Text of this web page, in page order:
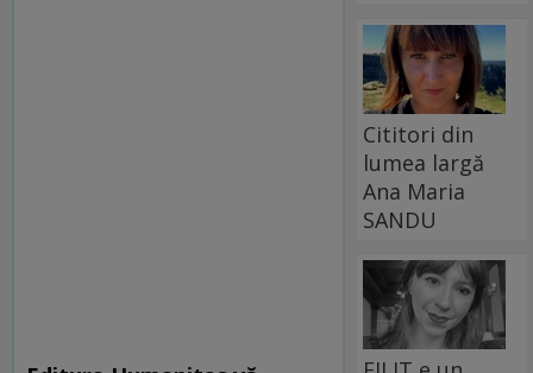
Cititori din
lumea largă
Ana Maria
SANDU